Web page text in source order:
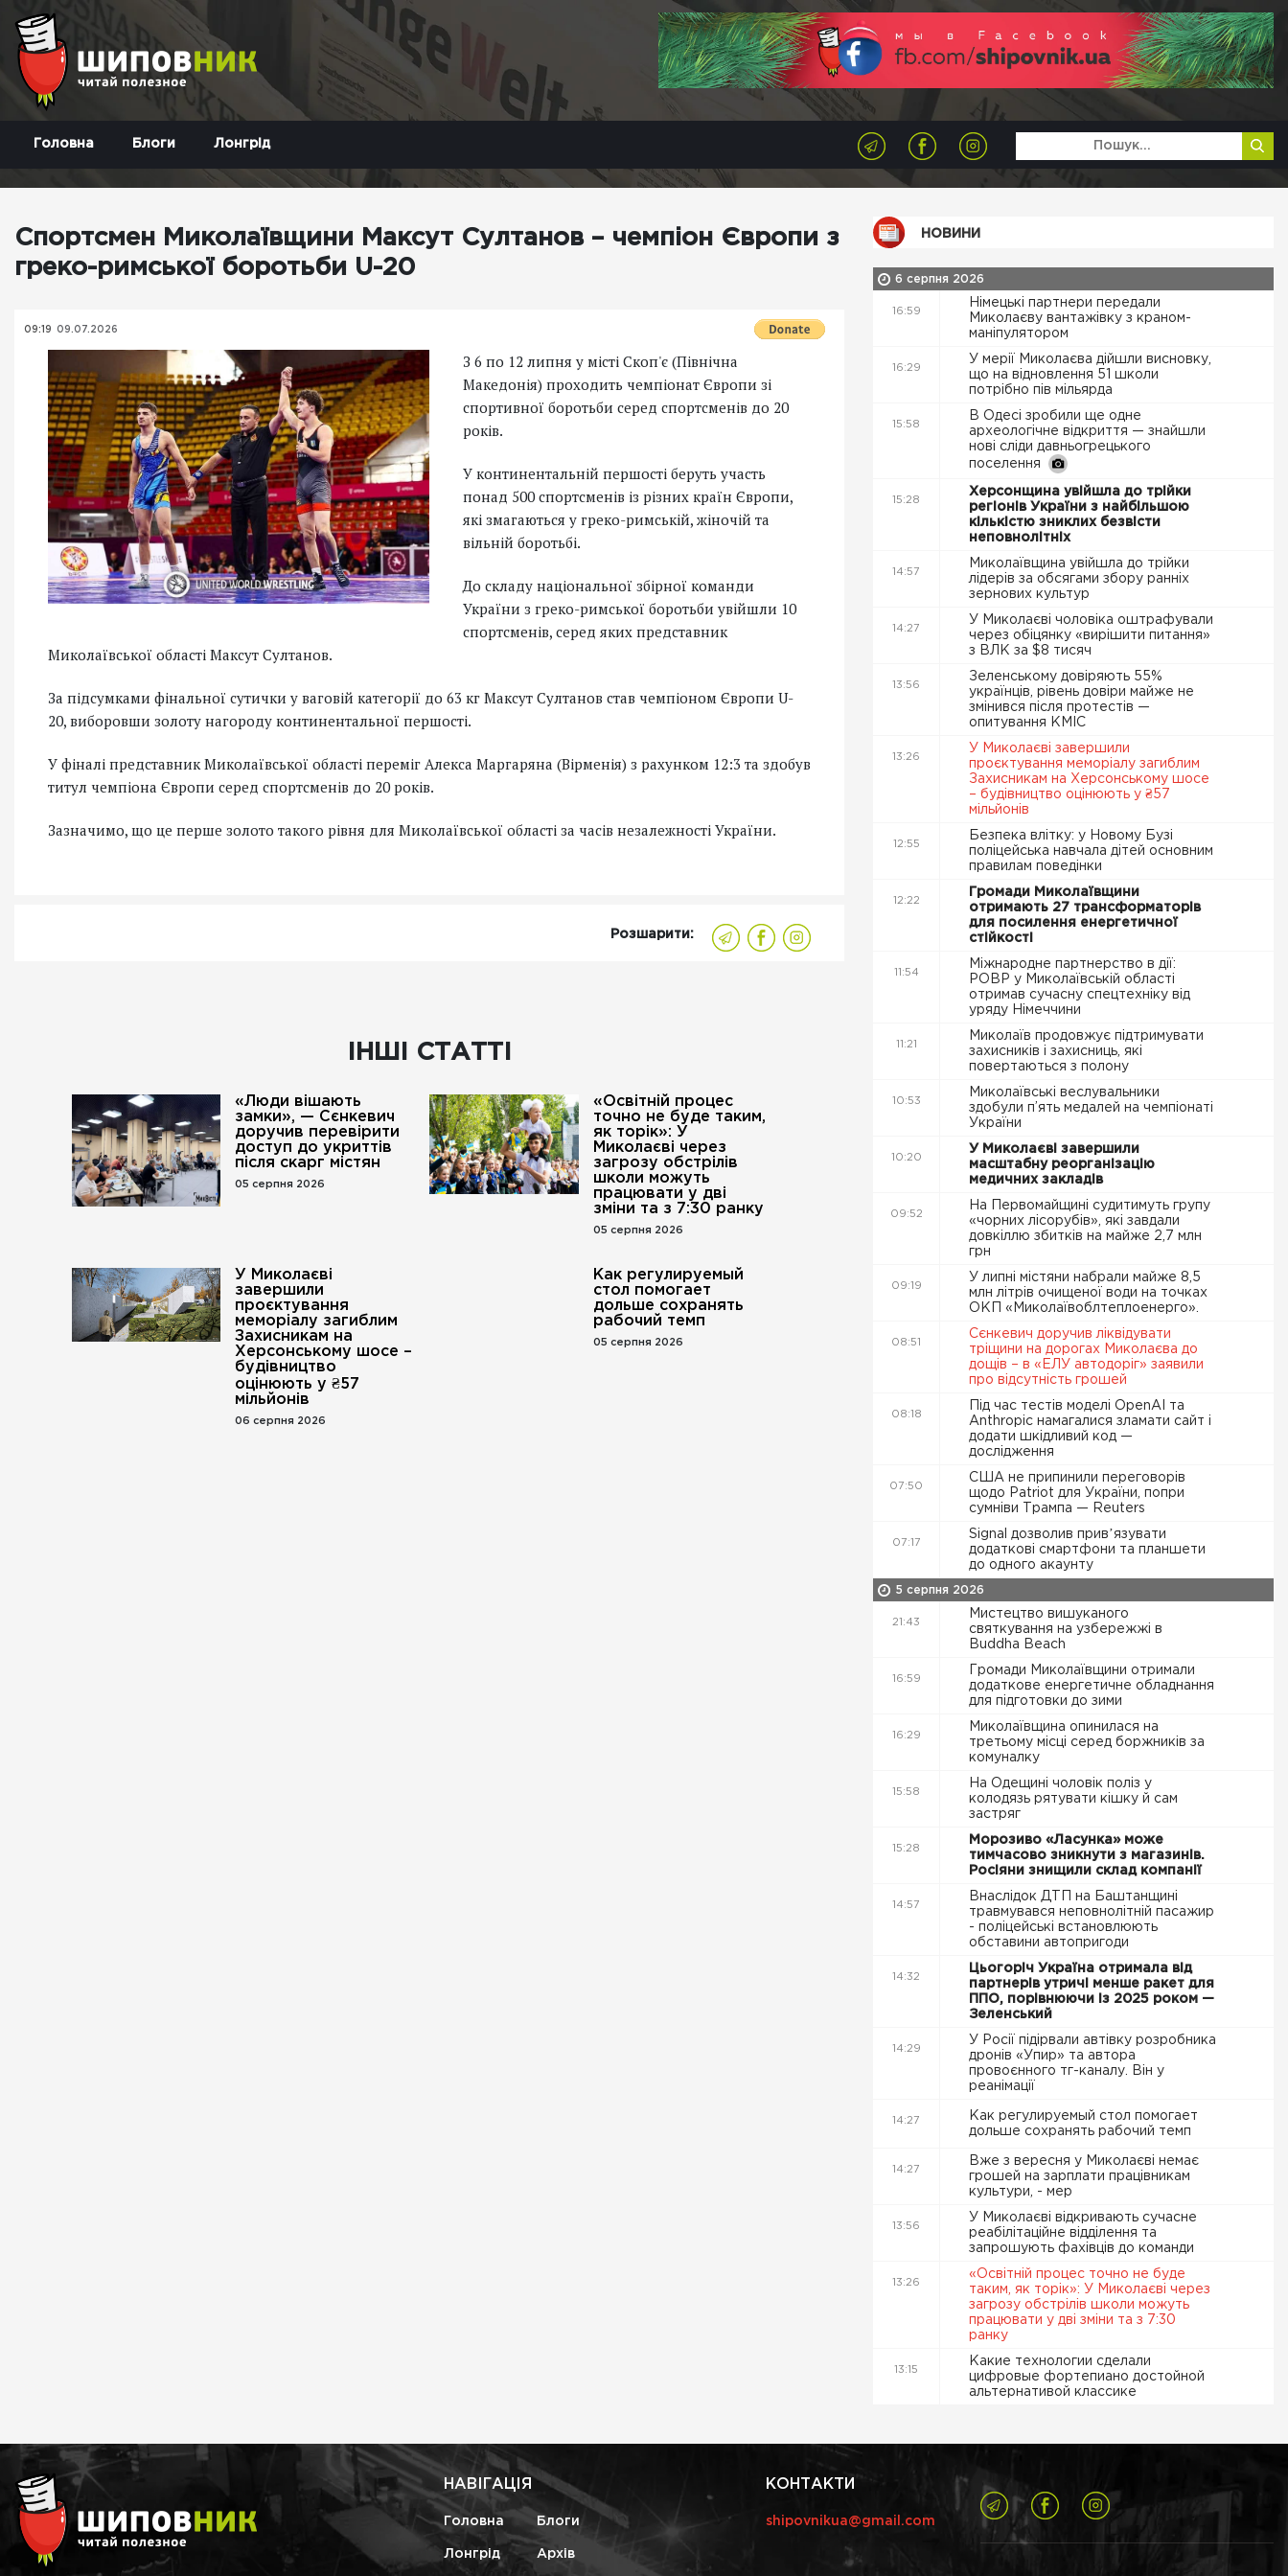
Головна Блоги Лонгрід
Спортсмен Миколаївщини Максут Султанов – чемпіон Європи з
греко-римської боротьби U-20
09:19 09.07.2026
З 6 по 12 липня у місті Скоп'є (Північна
Македонія) проходить чемпіонат Європи зі
спортивної боротьби серед спортсменів до 20
років.
У континентальній першості беруть участь
понад 500 спортсменів із різних країн Європи,
які змагаються у греко-римській, жіночій та
вільній боротьбі.
До складу національної збірної команди
України з греко-римської боротьби увійшли 10
спортсменів, серед яких представник
Миколаївської області Максут Султанов.
За підсумками фінальної сутички у ваговій категорії до 63 кг Максут Султанов став чемпіоном Європи U-
20, виборовши золоту нагороду континентальної першості.
У фіналі представник Миколаївської області переміг Алекса Маргаряна (Вірменія) з рахунком 12:3 та здобув
титул чемпіона Європи серед спортсменів до 20 років.
Зазначимо, що це перше золото такого рівня для Миколаївської області за часів незалежності України.
Розшарити:
ІНШІ СТАТТІ
«Люди вішають
замки», — Сєнкевич
доручив перевірити
доступ до укриттів
після скарг містян
05 серпня 2026
«Освітній процес
точно не буде таким,
як торік»: У
Миколаєві через
загрозу обстрілів
школи можуть
працювати у дві
зміни та з 7:30 ранку
05 серпня 2026
У Миколаєві
завершили
проєктування
меморіалу загиблим
Захисникам на
Херсонському шосе –
будівництво
оцінюють у ₴57
мільйонів
06 серпня 2026
Как регулируемый
стол помогает
дольше сохранять
рабочий темп
05 серпня 2026
НОВИНИ
6 серпня 2026
16:59
Німецькі партнери передали
Миколаєву вантажівку з краном-
маніпулятором
16:29
У мерії Миколаєва дійшли висновку,
що на відновлення 51 школи
потрібно пів мільярда
15:58
В Одесі зробили ще одне
археологічне відкриття — знайшли
нові сліди давньогрецького
поселення
15:28
Херсонщина увійшла до трійки
регіонів України з найбільшою
кількістю зниклих безвісти
неповнолітніх
14:57
Миколаївщина увійшла до трійки
лідерів за обсягами збору ранніх
зернових культур
14:27
У Миколаєві чоловіка оштрафували
через обіцянку «вирішити питання»
з ВЛК за $8 тисяч
13:56
Зеленському довіряють 55%
українців, рівень довіри майже не
змінився після протестів —
опитування КМІС
13:26
У Миколаєві завершили
проєктування меморіалу загиблим
Захисникам на Херсонському шосе
– будівництво оцінюють у ₴57
мільйонів
12:55
Безпека влітку: у Новому Бузі
поліцейська навчала дітей основним
правилам поведінки
12:22
Громади Миколаївщини
отримають 27 трансформаторів
для посилення енергетичної
стійкості
11:54
Міжнародне партнерство в дії:
РОВР у Миколаївській області
отримав сучасну спецтехніку від
уряду Німеччини
11:21
Миколаїв продовжує підтримувати
захисників і захисниць, які
повертаються з полону
10:53
Миколаївські веслувальники
здобули п’ять медалей на чемпіонаті
України
10:20
У Миколаєві завершили
масштабну реорганізацію
медичних закладів
09:52
На Первомайщині судитимуть групу
«чорних лісорубів», які завдали
довкіллю збитків на майже 2,7 млн
грн
09:19
У липні містяни набрали майже 8,5
млн літрів очищеної води на точках
ОКП «Миколаївоблтеплоенерго».
08:51
Сєнкевич доручив ліквідувати
тріщини на дорогах Миколаєва до
дощів – в «ЕЛУ автодоріг» заявили
про відсутність грошей
08:18
Під час тестів моделі OpenAI та
Anthropic намагалися зламати сайт і
додати шкідливий код —
дослідження
07:50
США не припинили переговорів
щодо Patriot для України, попри
сумніви Трампа — Reuters
07:17
Signal дозволив привʼязувати
додаткові смартфони та планшети
до одного акаунту
5 серпня 2026
21:43
Мистецтво вишуканого
святкування на узбережжі в
Buddha Beach
16:59
Громади Миколаївщини отримали
додаткове енергетичне обладнання
для підготовки до зими
16:29
Миколаївщина опинилася на
третьому місці серед боржників за
комуналку
15:58
На Одещині чоловік поліз у
колодязь рятувати кішку й сам
застряг
15:28
Морозиво «Ласунка» може
тимчасово зникнути з магазинів.
Росіяни знищили склад компанії
14:57
Внаслідок ДТП на Баштанщині
травмувався неповнолітній пасажир
- поліцейські встановлюють
обставини автопригоди
14:32
Цьогоріч Україна отримала від
партнерів утричі менше ракет для
ППО, порівнюючи із 2025 роком —
Зеленський
14:29
У Росії підірвали автівку розробника
дронів «Упир» та автора
провоєнного тг-каналу. Він у
реанімації
14:27
Как регулируемый стол помогает
дольше сохранять рабочий темп
14:27
Вже з вересня у Миколаєві немає
грошей на зарплати працівникам
культури, - мер
13:56
У Миколаєві відкривають сучасне
реабілітаційне відділення та
запрошують фахівців до команди
13:26
«Освітній процес точно не буде
таким, як торік»: У Миколаєві через
загрозу обстрілів школи можуть
працювати у дві зміни та з 7:30
ранку
13:15
Какие технологии сделали
цифровые фортепиано достойной
альтернативой классике
НАВІГАЦІЯ
Головна Блоги
Лонгрід Архів
КОНТАКТИ
shipovnikua@gmail.com